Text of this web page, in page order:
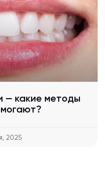
— какие методы
2025